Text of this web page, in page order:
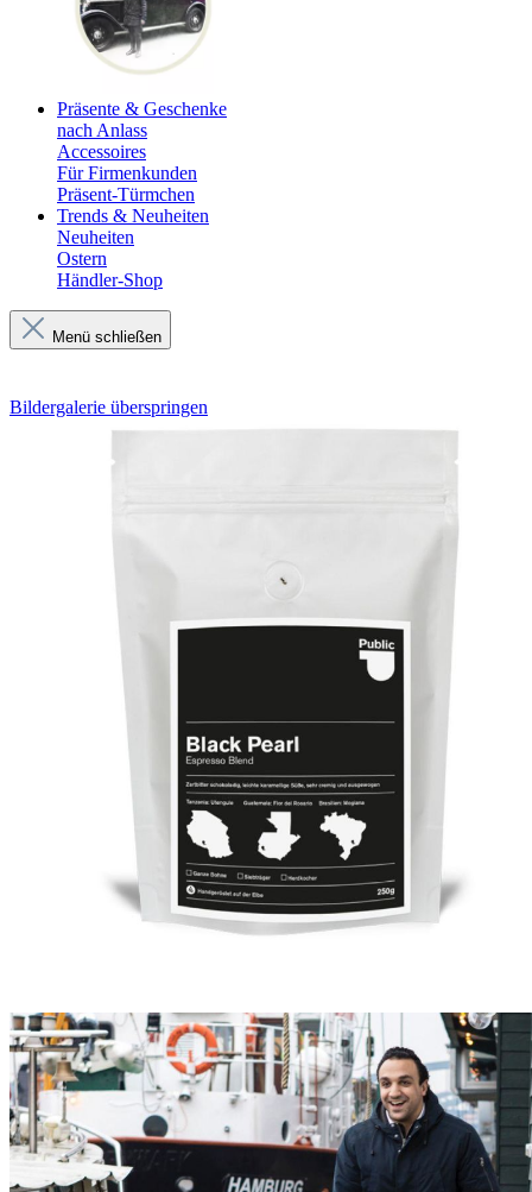
Präsente & Geschenke
nach Anlass
Accessoires
Für Firmenkunden
Präsent-Türmchen
Trends & Neuheiten
Neuheiten
Ostern
Händler-Shop
Menü schließen
Bildergalerie überspringen